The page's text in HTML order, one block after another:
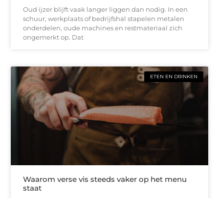
Oud ijzer blijft vaak langer liggen dan nodig. In een
schuur, werkplaats of bedrijfshal stapelen metalen
onderdelen, oude machines en restmateriaal zich
ongemerkt op. Dat
ETEN EN DRINKEN
Waarom verse vis steeds vaker op het menu
staat